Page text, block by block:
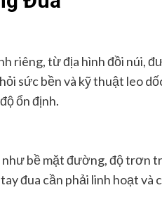
riêng, từ địa hình đồi núi,
sức bền và kỹ thuật leo
ổn định.
bề mặt đường, độ trơn
đua cần phải linh hoạt